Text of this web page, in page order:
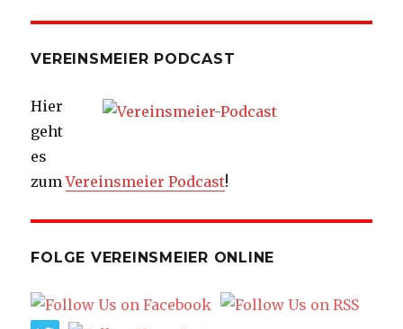
VEREINSMEIER PODCAST
Hier
geht
es
zumVereinsmeier Podcast!
FOLGE VEREINSMEIER ONLINE